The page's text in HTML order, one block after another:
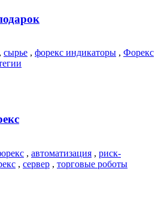
, сырье , форекс индикаторы , Форекс
, автоматизация , риск-
, сервер , торговые роботы